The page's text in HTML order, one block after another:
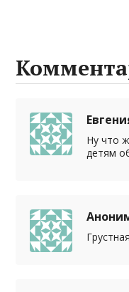
Ну что
детям